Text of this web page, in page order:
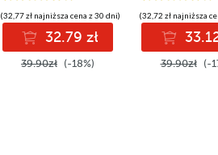
(32,77 zł najniższa cena z 30 dni)
32.79 zł
39.90zł (-18%)
(32,72 zł najniższa
39.90zł (-